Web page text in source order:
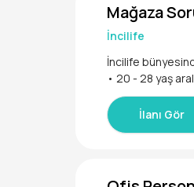
Mağaza
İncilife
İncilife
• 20 - 28 yaş
Online satış
İlanı Gör